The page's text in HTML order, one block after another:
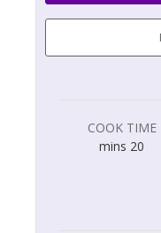
COOK TIME
20
mins